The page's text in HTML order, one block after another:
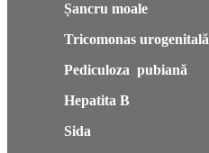
Șancru moale
Tricomonas urogenitală
Pediculoza pubiană
Hepatita B
Sida